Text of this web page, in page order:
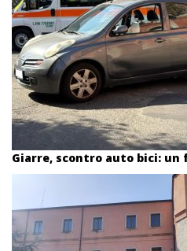
Giarre, scontro auto bici: un